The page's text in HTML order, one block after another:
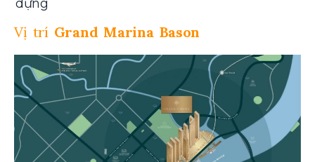
dựng
Vị trí Grand Marina Bason